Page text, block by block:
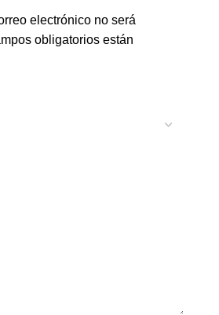
electrónico no será
obligatorios están